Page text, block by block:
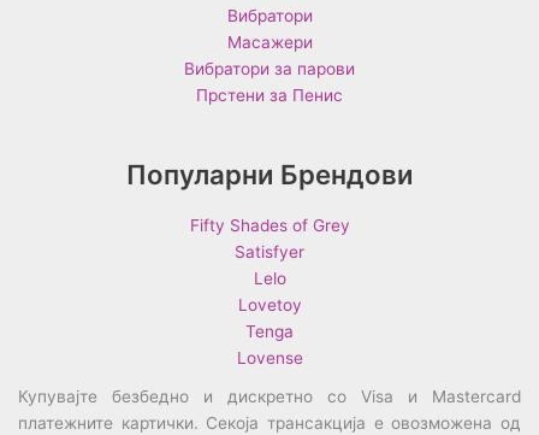
Вибратори
Масажери
Вибратори за парови
Прстени за Пенис
Популарни Брендови
Fifty Shades of Grey
Satisfyer
Lelo
Lovetoy
Tenga
Lovense
Купувајте безбедно и дискретно со Visa и Mastercard
платежните картички. Секоја трансакција е овозможена од